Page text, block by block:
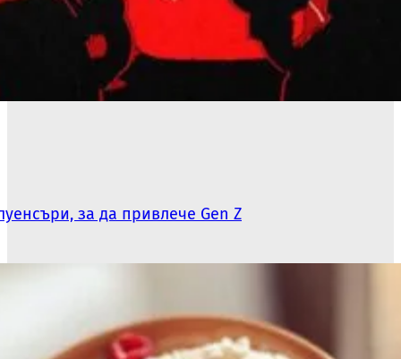
за да привлече Gen Z